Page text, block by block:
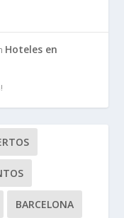
Hoteles en
BARCELONA